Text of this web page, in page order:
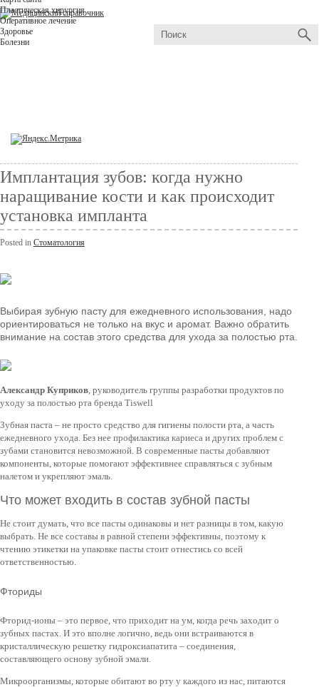
Пластическая хирургия
Оперативное лечение
Здоровье
Болезни
Имплантация зубов: когда нужно
наращивание кости и как происходит
установка импланта
Posted in Стоматология
Выбирая зубную пасту для ежедневного использования, надо
ориентироваться не только на вкус и аромат. Важно обратить
внимание на состав этого средства для ухода за полостью рта.
Александр Куприков, руководитель группы разработки продуктов по
уходу за полостью рта бренда Tiswell
Зубная паста – не просто средство для гигиены полости рта, а часть
ежедневного ухода. Без нее профилактика кариеса и других проблем с
зубами становится невозможной. В современные пасты добавляют
компоненты, которые помогают эффективнее справляться с зубным
налетом и укрепляют эмаль.
Что может входить в состав зубной пасты
Не стоит думать, что все пасты одинаковы и нет разницы в том, какую
выбрать. Не все составы в равной степени эффективны, поэтому к
чтению этикетки на упаковке пасты стоит отнестись со всей
ответственностью.
Фториды
Фторид-ионы – это первое, что приходит на ум, когда речь заходит о
зубных пастах. И это вполне логично, ведь они встраиваются в
кристаллическую решетку гидроксиапатита – соединения,
составляющего основу зубной эмали.
Микроорганизмы, которые обитают во рту у каждого из нас, питаются